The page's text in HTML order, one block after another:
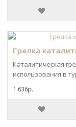
Грелка
Каталитическая
использования в
1 636р.